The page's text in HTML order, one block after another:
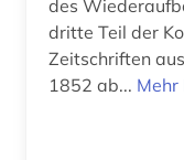
des
dritte Teil der
Zeitschriften
1852 ab... Mehr